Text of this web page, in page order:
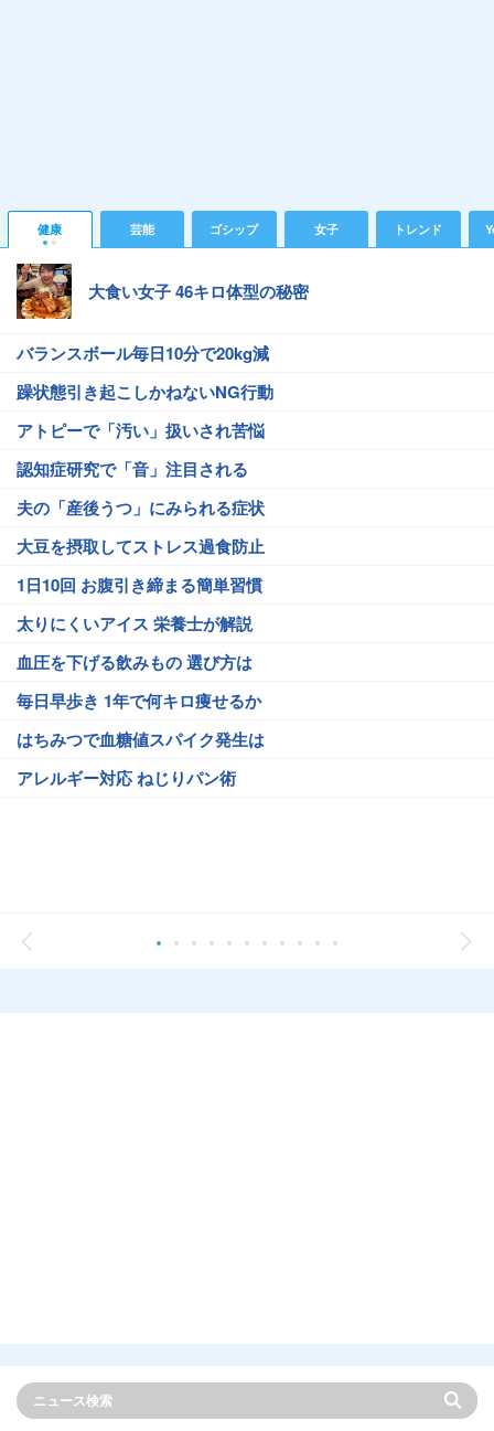
健康 芸能 ゴシップ 女子 トレンド
大食い女子 46キロ体型の秘密
バランスボール毎日10分で20kg減
躁状態引き起こしかねないNG行動
アトピーで「汚い」扱いされ苦悩
認知症研究で「音」注目される
夫の「産後うつ」にみられる症状
大豆を摂取してストレス過食防止
1日10回 お腹引き締まる簡単習慣
太りにくいアイス 栄養士が解説
血圧を下げる飲みもの 選び方は
毎日早歩き 1年で何キロ痩せるか
はちみつで血糖値スパイク発生は
アレルギー対応 ねじりパン術